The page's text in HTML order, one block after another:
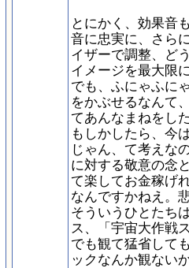
とにかく、効果音
音に忠実に、さら
イザーで調整、ど
イメージを最大限
でも、ふにゃふに
をかぶせるなんて
てあんなまねをし
もしかしたら、今
じゃん、て考えな
に対する敬意の念
て楽してお金稼げ
なんですかねえ。
そういうひとたち
ス、「宇宙大作戦
でも観て猛省して
ックなんか観ない